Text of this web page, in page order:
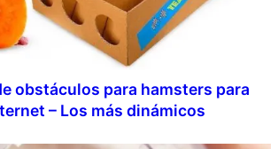
obstáculos para hamsters para
– Los más dinámicos